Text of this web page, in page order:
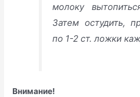
молоку
Затем остудить,
по 1-2 ст. ложки
Внимание!